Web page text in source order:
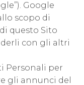
Google
scopo di
questo Sito
con gli altri
Personali per
gli annunci del